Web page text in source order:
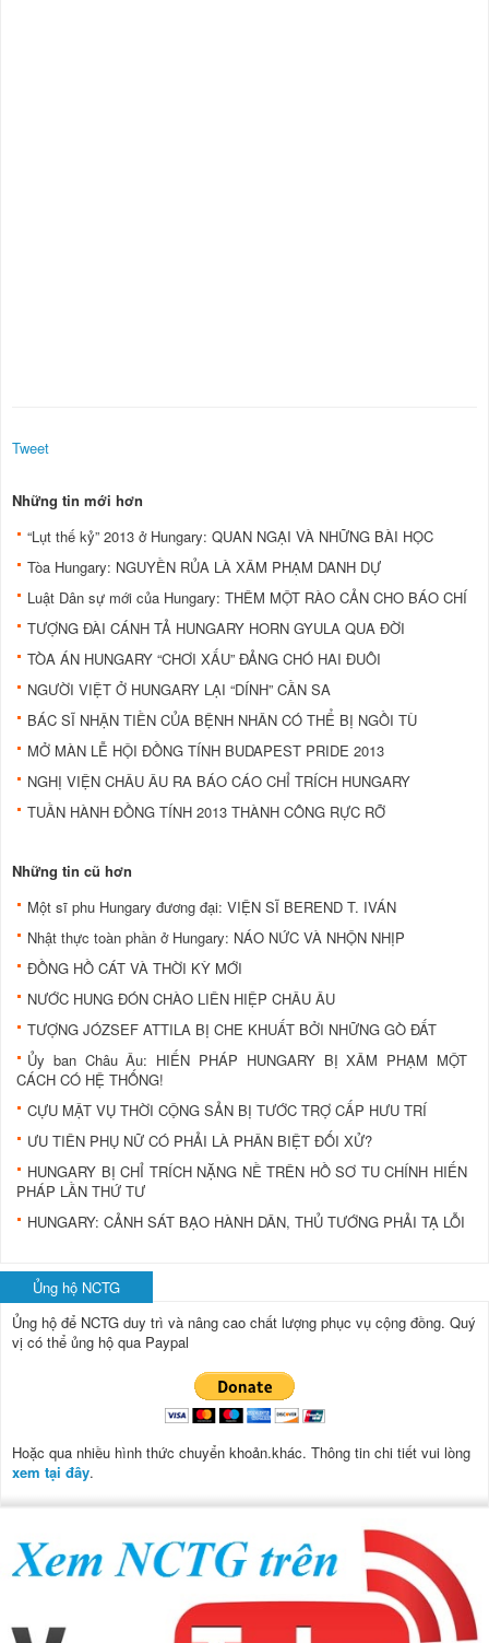
Tweet
Những tin mới hơn
“Lụt thế kỷ” 2013 ở Hungary: QUAN NGẠI VÀ NHỮNG BÀI HỌC
Tòa Hungary: NGUYỀN RỦA LÀ XÂM PHẠM DANH DỰ
Luật Dân sự mới của Hungary: THÊM MỘT RÀO CẢN CHO BÁO CHÍ
TƯỢNG ĐÀI CÁNH TẢ HUNGARY HORN GYULA QUA ĐỜI
TÒA ÁN HUNGARY “CHƠI XẤU” ĐẢNG CHÓ HAI ĐUÔI
NGƯỜI VIỆT Ở HUNGARY LẠI “DÍNH” CẦN SA
BÁC SĨ NHẬN TIỀN CỦA BỆNH NHÂN CÓ THỂ BỊ NGỒI TÙ
MỞ MÀN LỄ HỘI ĐỒNG TÍNH BUDAPEST PRIDE 2013
NGHỊ VIỆN CHÂU ÂU RA BÁO CÁO CHỈ TRÍCH HUNGARY
TUẦN HÀNH ĐỒNG TÍNH 2013 THÀNH CÔNG RỰC RỠ
Những tin cũ hơn
Một sĩ phu Hungary đương đại: VIỆN SĨ BEREND T. IVÁN
Nhật thực toàn phần ở Hungary: NÁO NỨC VÀ NHỘN NHỊP
ĐỒNG HỒ CÁT VÀ THỜI KỲ MỚI
NƯỚC HUNG ĐÓN CHÀO LIÊN HIỆP CHÂU ÂU
TƯỢNG JÓZSEF ATTILA BỊ CHE KHUẤT BỞI NHỮNG GÒ ĐẤT
Ủy ban Châu Âu: HIẾN PHÁP HUNGARY BỊ XÂM PHẠM MỘT
CÁCH CÓ HỆ THỐNG!
CỰU MẬT VỤ THỜI CỘNG SẢN BỊ TƯỚC TRỢ CẤP HƯU TRÍ
ƯU TIÊN PHỤ NỮ CÓ PHẢI LÀ PHÂN BIỆT ĐỐI XỬ?
HUNGARY BỊ CHỈ TRÍCH NẶNG NỀ TRÊN HỒ SƠ TU CHÍNH HIẾN
PHÁP LẦN THỨ TƯ
HUNGARY: CẢNH SÁT BẠO HÀNH DÂN, THỦ TƯỚNG PHẢI TẠ LỖI
Ủng hộ NCTG
Ủng hộ để NCTG duy trì và nâng cao chất lượng phục vụ cộng đồng. Quý
vị có thể ủng hộ qua Paypal
Hoặc qua nhiều hình thức chuyển khoản.khác. Thông tin chi tiết vui lòng
xem tại đây.